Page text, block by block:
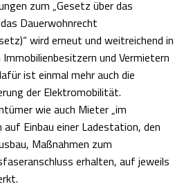
zum „Gesetz über das
Dauerwohnrecht
wird erneut und weitreichend in
und Vermietern
ist einmal mehr auch die
der Elektromobilität.
wie auch Mieter „im
auf Einbau einer Ladestation, den
Maßnahmen zum
erhalten, auf jeweils